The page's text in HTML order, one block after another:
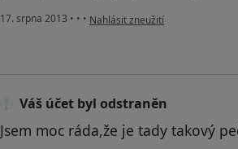
17. srpna 2013 • • • podle názoru uživatele Váš účet
Nahlásit zneužití
Váš účet byl odstraněn
Jsem moc ráda,že je tady takový